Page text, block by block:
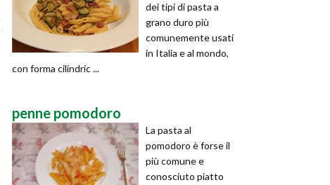
dei tipi di pasta a
grano duro più
comunemente usati
in Italia e al mondo,
con forma cilindric ...
penne pomodoro
La pasta al
pomodoro è forse il
più comune e
conosciuto piatto